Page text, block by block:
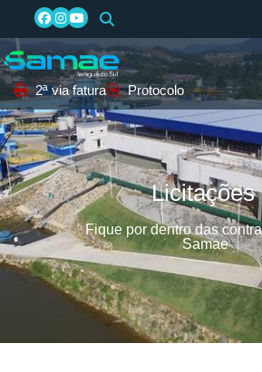
2ª via fatura Protocolo
Licitações
Fique por dentro das
Samae